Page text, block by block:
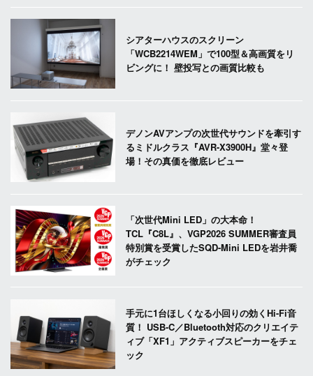
シアターハウスのスクリーン
「WCB2214WEM」で100型＆高画質をリ
ビングに！ 壁投写との画質比較も
デノンAVアンプの次世代サウンドを牽引す
るミドルクラス『AVR-X3900H』堂々登
場！その真価を徹底レビュー
「次世代Mini LED」の大本命！
TCL『C8L』、VGP2026 SUMMER審査員
特別賞を受賞したSQD-Mini LEDを岩井喬
がチェック
手元に1台ほしくなる小回りの効くHi-Fi音
質！ USB-C／Bluetooth対応のクリエイテ
ィブ「XF1」アクティブスピーカーをチェ
ック